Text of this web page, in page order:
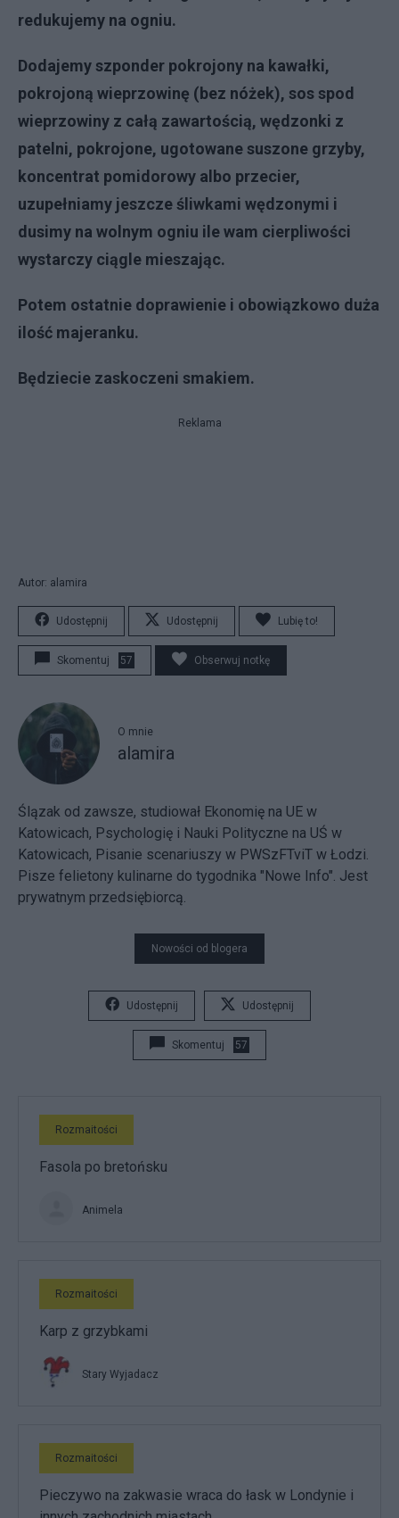
redukujemy na ogniu.
Dodajemy szponder pokrojony na kawałki,
pokrojoną wieprzowinę (bez nóżek), sos spod
wieprzowiny z całą zawartością, wędzonki z
patelni, pokrojone, ugotowane suszone grzyby,
koncentrat pomidorowy albo przecier,
uzupełniamy jeszcze śliwkami wędzonymi i
dusimy na wolnym ogniu ile wam cierpliwości
wystarczy ciągle mieszając.
Potem ostatnie doprawienie i obowiązkowo duża
ilość majeranku.
Będziecie zaskoczeni smakiem.
Reklama
Autor: alamira
Udostępnij Udostępnij Lubię to!
Skomentuj 57 Obserwuj notkę
O mnie
alamira
Ślązak od zawsze, studiował Ekonomię na UE w
Katowicach, Psychologię i Nauki Polityczne na UŚ w
Katowicach, Pisanie scenariuszy w PWSzFTviT w Łodzi.
Pisze felietony kulinarne do tygodnika "Nowe Info". Jest
prywatnym przedsiębiorcą.
Nowości od blogera
Udostępnij Udostępnij
Skomentuj 57
Rozmaitości
Fasola po bretońsku
Animela
Rozmaitości
Karp z grzybkami
Stary Wyjadacz
Rozmaitości
Pieczywo na zakwasie wraca do łask w Londynie i